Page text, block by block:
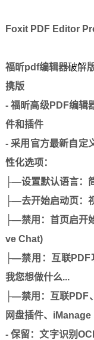
Foxit PDF Editor
福昕pdf编辑器破解
携版
- 福昕高级PDF编辑
件和插件
- 采用官方最新自定
性化选项：
├—设置默认语言：
├—去开始启动页：
├—禁用：首页启开
ve Chat)
├—禁用：互联PDF
我您想做什么...
├—禁用：互联PDF
网盘插件、iManage
- 保留：文字识别